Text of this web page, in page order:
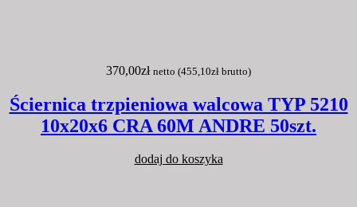
370,00zł netto (455,10zł brutto)
Ściernica trzpieniowa walcowa TYP 5210
10x20x6 CRA 60M ANDRE 50szt.
dodaj do koszyka